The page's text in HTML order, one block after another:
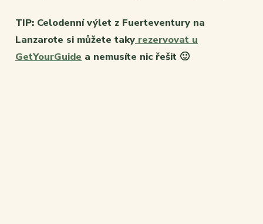
TIP: Celodenní výlet z Fuerteventury na
Lanzarote si můžete taky rezervovat u
GetYourGuide a nemusíte nic řešit 🙂